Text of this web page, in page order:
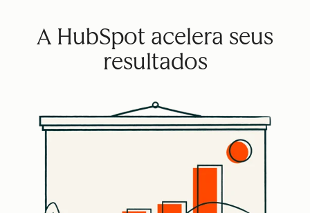
A HubSpot acelera seus
resultados